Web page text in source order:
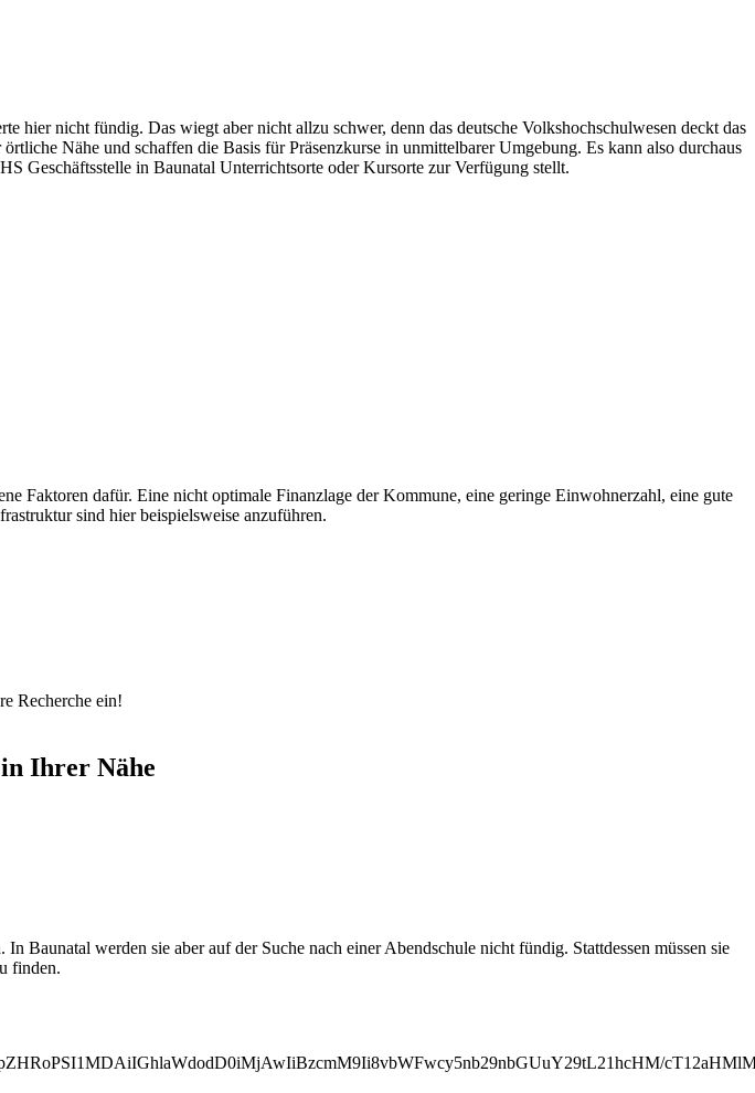
hier nicht fündig. Das wiegt aber nicht allzu schwer, denn das deutsche Volkshochschulwesen deckt das
Nähe und schaffen die Basis für Präsenzkurse in unmittelbarer Umgebung. Es kann also durchaus
Geschäftsstelle in Baunatal Unterrichtsorte oder Kursorte zur Verfügung stellt.
Faktoren dafür. Eine nicht optimale Finanzlage der Kommune, eine geringe Einwohnerzahl, eine gute
sind hier beispielsweise anzuführen.
Recherche ein!
Ihrer Nähe
Baunatal werden sie aber auf der Suche nach einer Abendschule nicht fündig. Stattdessen müssen sie
finden.